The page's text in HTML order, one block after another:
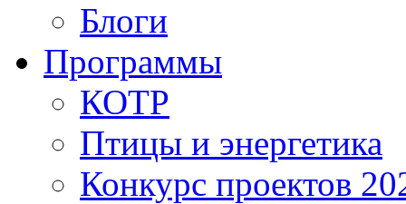
Блоги
Программы
КОТР
Птицы и энергетика
Конкурс проектов